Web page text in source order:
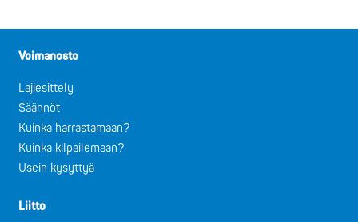
Voimanosto
Lajiesittely
Säännöt
Kuinka harrastamaan?
Kuinka kilpailemaan?
Usein kysyttyä
Liitto